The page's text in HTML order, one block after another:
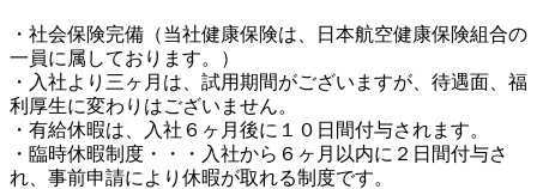
・社会保険完備（当社健康保険は、日本航空健康保険組合の
一員に属しております。）
・入社より三ヶ月は、試用期間がございますが、待遇面、福
利厚生に変わりはございません。
・有給休暇は、入社６ヶ月後に１０日間付与されます。
・臨時休暇制度・・・入社から６ヶ月以内に２日間付与さ
れ、事前申請により休暇が取れる制度です。